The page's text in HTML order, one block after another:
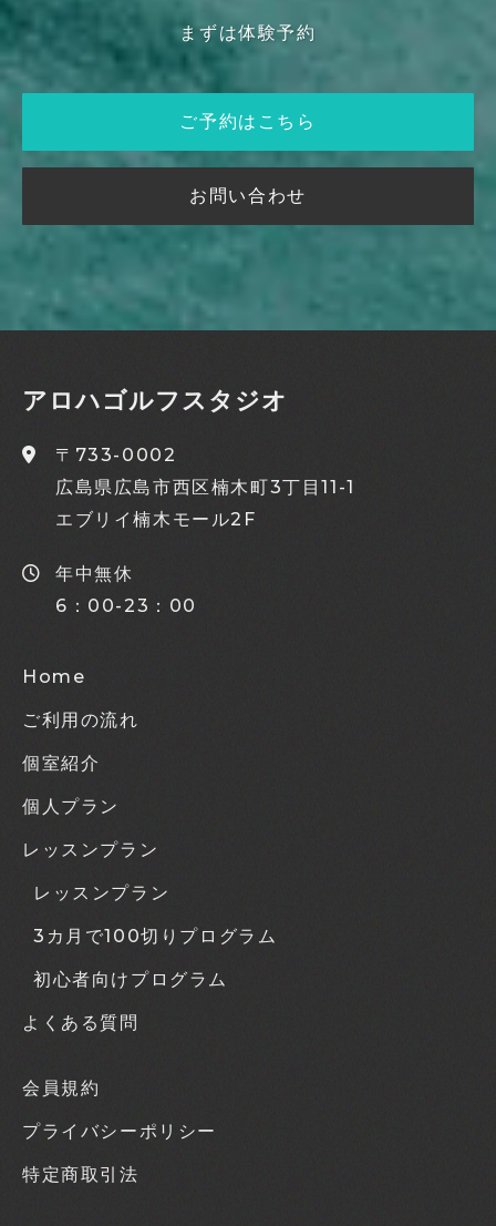
まずは体験予約
ご予約はこちら
お問い合わせ
アロハゴルフスタジオ
〒733-0002
広島県広島市西区楠木町3丁目11-1
エブリイ楠木モール2F
年中無休
6：00-23：00
Home
ご利用の流れ
個室紹介
個人プラン
レッスンプラン
レッスンプラン
3カ月で100切りプログラム
初心者向けプログラム
よくある質問
会員規約
プライバシーポリシー
特定商取引法